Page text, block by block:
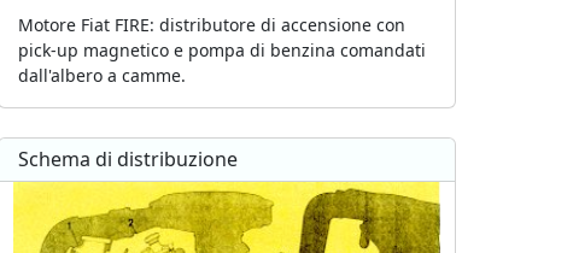
Motore Fiat FIRE: distributore di accensione con
pick-up magnetico e pompa di benzina comandati
dall'albero a camme.
Schema di distribuzione